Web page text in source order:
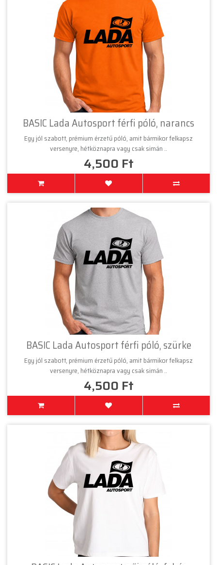
BASIC Lada Autosport férfi póló, narancs
Egy jól szabott, prémium érzetű póló, amit bármikor felkapsz
versenyre, hétköznapra vagy csak simán ..
4,500 Ft
BASIC Lada Autosport férfi póló, szürke
Egy jól szabott, prémium érzetű póló, amit bármikor felkapsz
versenyre, hétköznapra vagy csak simán ..
4,500 Ft